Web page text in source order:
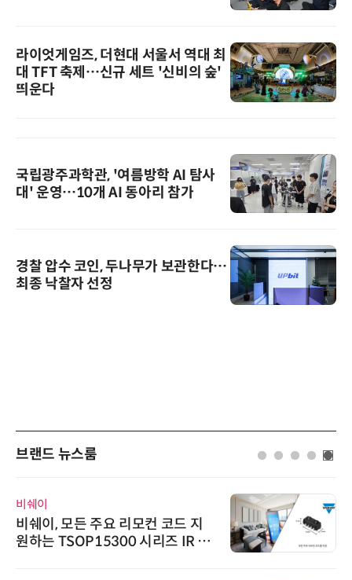
라이엇게임즈, 더현대 서울서 역대 최
대 TFT 축제…신규 세트 '신비의 숲'
띄운다
국립광주과학관, '여름방학 AI 탐사
대' 운영…10개 AI 동아리 참가
경찰 압수 코인, 두나무가 보관한다…
최종 낙찰자 선정
브랜드 뉴스룸
비쉐이
비쉐이, 모든 주요 리모컨 코드 지
원하는 TSOP15300 시리즈 IR 수